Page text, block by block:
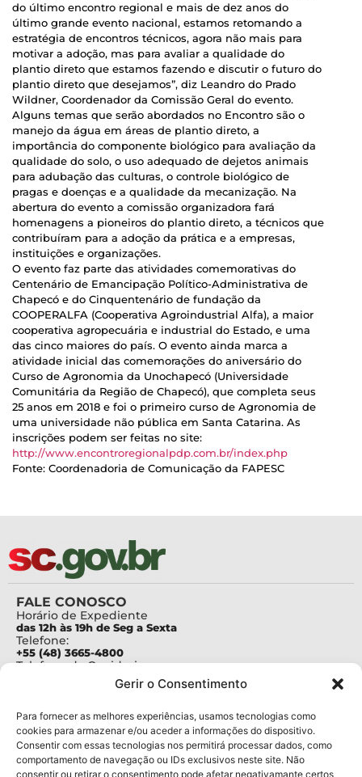
Gerir o Consentimento
Para fornecer as melhores experiências, usamos tecnologias como
cookies para armazenar e/ou aceder a informações do dispositivo.
Consentir com essas tecnologias nos permitirá processar dados, como
comportamento de navegação ou IDs exclusivos neste site. Não
consentir ou retirar o consentimento pode afetar negativamante certos
do último encontro regional e mais de dez anos do
último grande evento nacional, estamos retomando a
estratégia de encontros técnicos, agora não mais para
motivar a adoção, mas para avaliar a qualidade do
plantio direto que estamos fazendo e discutir o futuro do
plantio direto que desejamos”, diz Leandro do Prado
Wildner, Coordenador da Comissão Geral do evento.
Alguns temas que serão abordados no Encontro são o
manejo da água em áreas de plantio direto, a
importância do componente biológico para avaliação da
qualidade do solo, o uso adequado de dejetos animais
para adubação das culturas, o controle biológico de
pragas e doenças e a qualidade da mecanização. Na
abertura do evento a comissão organizadora fará
homenagens a pioneiros do plantio direto, a técnicos que
contribuíram para a adoção da prática e a empresas,
instituições e organizações.
O evento faz parte das atividades comemorativas do
Centenário de Emancipação Político-Administrativa de
Chapecó e do Cinquentenário de fundação da
COOPERALFA (Cooperativa Agroindustrial Alfa), a maior
cooperativa agropecuária e industrial do Estado, e uma
das cinco maiores do país. O evento ainda marca a
atividade inicial das comemorações do aniversário do
Curso de Agronomia da Unochapecó (Universidade
Comunitária da Região de Chapecó), que completa seus
25 anos em 2018 e foi o primeiro curso de Agronomia de
uma universidade não pública em Santa Catarina. As
inscrições podem ser feitas no site:
http://www.encontroregionalpdp.com.br/index.php
Fonte: Coordenadoria de Comunicação da FAPESC
FALE CONOSCO
Horário de Expediente
das 12h às 19h de Seg a Sexta
Telefone:
+55 (48) 3665-4800
Telefone da Ouvidoria
Para assuntos relacionados à Pesquisa
pesquisa@fapesc.sc.gov.br
Para assuntos relacionados à Inovação
inovacao@fapesc.sc.gov.br
Para assuntos relacionados à Bolsas